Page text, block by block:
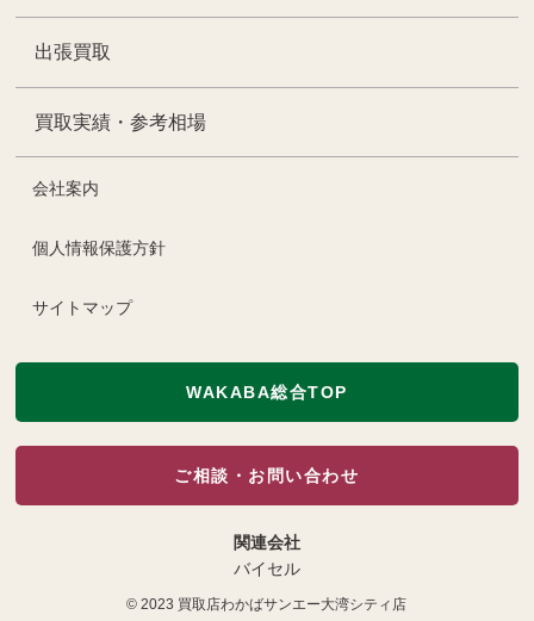
出張買取
買取実績・参考相場
会社案内
個人情報保護方針
サイトマップ
WAKABA総合TOP
ご相談・お問い合わせ
関連会社
バイセル
© 2023 買取店わかばサンエー大湾シティ店